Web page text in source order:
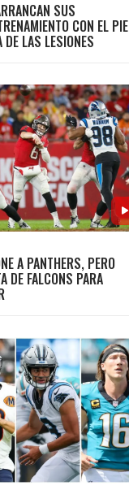
SUS
CON EL PIE
LAS LESIONES
A PANTHERS, PERO
DE FALCONS PARA